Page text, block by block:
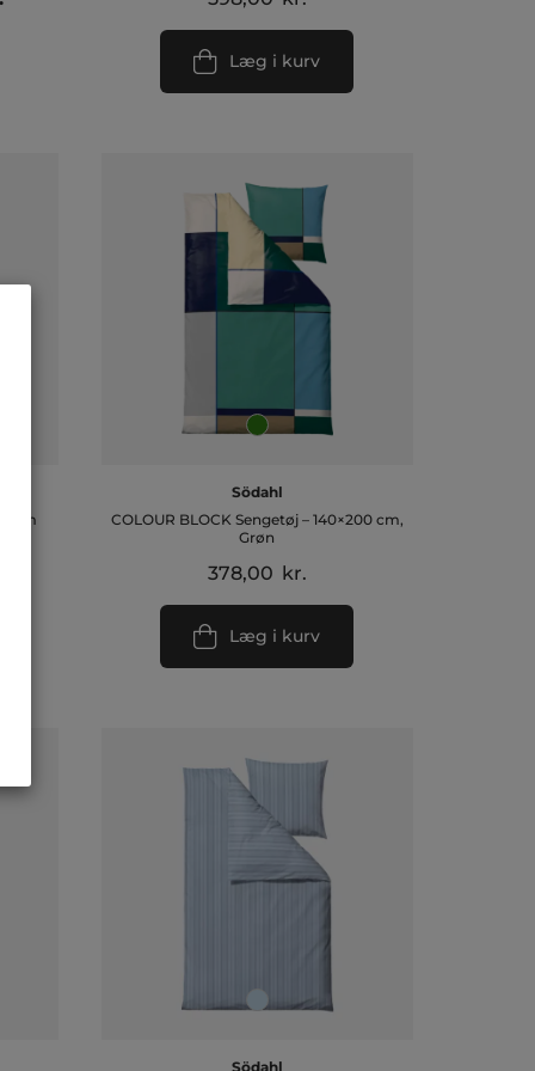
Læg i kurv
cm
Södahl
COLOUR BLOCK Sengetøj – 140×200 cm,
Grøn
378,00 kr.
Læg i kurv
Södahl